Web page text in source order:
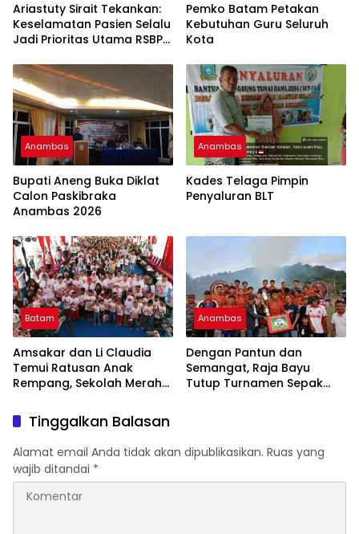
Ariastuty Sirait Tekankan:
Keselamatan Pasien Selalu
Jadi Prioritas Utama RSBP
Pemko Batam Petakan
Kebutuhan Guru Seluruh
Kota
Anambas
Bupati Aneng Buka Diklat
Calon Paskibraka
Anambas 2026
Anambas
Kades Telaga Pimpin
Penyaluran BLT
Batam
Amsakar dan Li Claudia
Temui Ratusan Anak
Rempang, Sekolah Merah
Mimpi
Anambas
Dengan Pantun dan
Semangat, Raja Bayu
Tutup Turnamen Sepak
Tinggalkan Balasan
Alamat email Anda tidak akan dipublikasikan. Ruas yang
wajib ditandai *